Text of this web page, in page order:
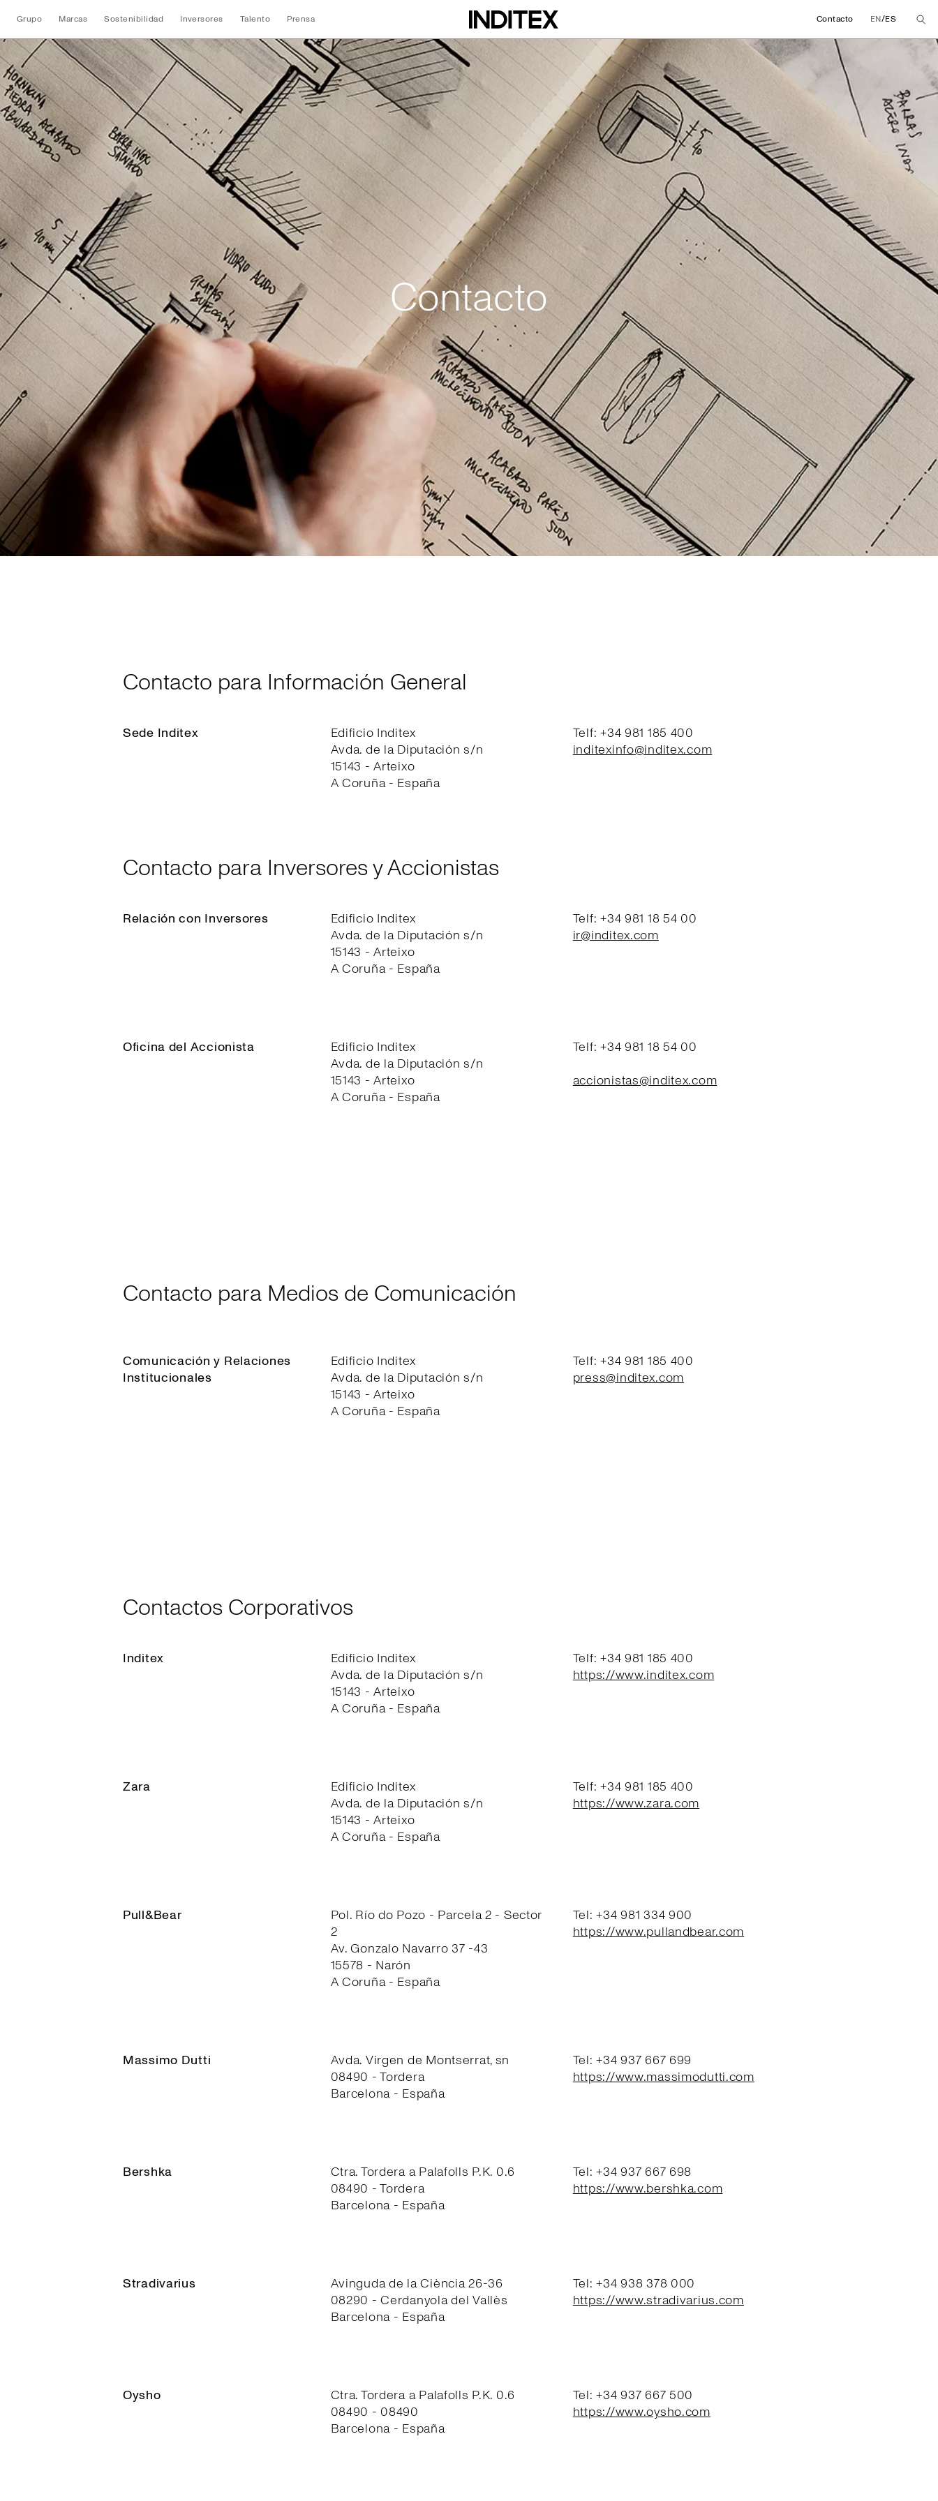
Grupo Marcas Sostenibilidad Inversores Talento Prensa Contacto EN/ES
Contacto
Contacto
Contacto para Información General
Sede Inditex
Edificio Inditex
Avda. de la Diputación s/n
15143 - Arteixo
A Coruña - España
Telf: +34 981 185 400
inditexinfo@inditex.com
Contacto para Inversores y Accionistas
Relación con Inversores
Edificio Inditex
Avda. de la Diputación s/n
15143 - Arteixo
A Coruña - España
Telf: +34 981 18 54 00
ir@inditex.com
Oficina del Accionista
Edificio Inditex
Avda. de la Diputación s/n
15143 - Arteixo
A Coruña - España
Telf: +34 981 18 54 00
accionistas@inditex.com
Contacto para Medios de Comunicación
Comunicación y Relaciones
Institucionales
Edificio Inditex
Avda. de la Diputación s/n
15143 - Arteixo
A Coruña - España
Telf: +34 981 185 400
press@inditex.com
Contactos Corporativos
Inditex
Edificio Inditex
Avda. de la Diputación s/n
15143 - Arteixo
A Coruña - España
Telf: +34 981 185 400
https://www.inditex.com
Zara
Edificio Inditex
Avda. de la Diputación s/n
15143 - Arteixo
A Coruña - España
Telf: +34 981 185 400
https://www.zara.com
Pull&Bear
Pol. Río do Pozo - Parcela 2 - Sector
2
Av. Gonzalo Navarro 37 -43
15578 - Narón
A Coruña - España
Tel: +34 981 334 900
https://www.pullandbear.com
Massimo Dutti
Avda. Virgen de Montserrat, sn
08490 - Tordera
Barcelona - España
Tel: +34 937 667 699
https://www.massimodutti.com
Bershka
Ctra. Tordera a Palafolls P.K. 0.6
08490 - Tordera
Barcelona - España
Tel: +34 937 667 698
https://www.bershka.com
Stradivarius
Avinguda de la Ciència 26-36
08290 - Cerdanyola del Vallès
Barcelona - España
Tel: +34 938 378 000
https://www.stradivarius.com
Oysho
Ctra. Tordera a Palafolls P.K. 0.6
08490 - 08490
Barcelona - España
Tel: +34 937 667 500
https://www.oysho.com